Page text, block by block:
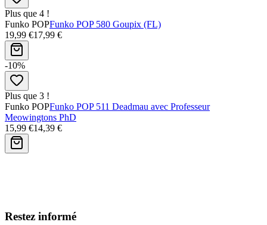
Plus que 4 !
Funko POPFunko POP 580 Goupix (FL)
19,99 €17,99 €
-10%
Plus que 3 !
Funko POPFunko POP 511 Deadmau avec Professeur
Meowingtons PhD
15,99 €14,39 €
Restez informé